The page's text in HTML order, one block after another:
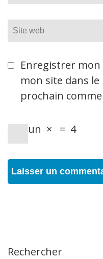
Site
web
Enregistrer
mon site dans
prochain
un × = 4
Rechercher